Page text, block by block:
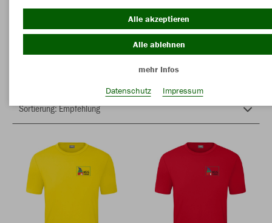
Herzlich Willkommen im Teamshop IGS Stade
Farbe
Alle akzeptieren
Alle ablehnen
mehr Infos
Datenschutz
Impressum